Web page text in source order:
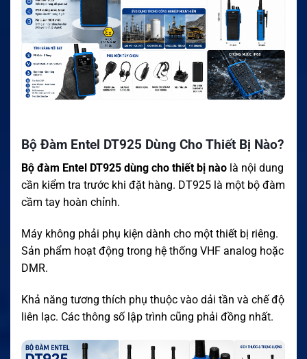
Bộ Đàm Entel DT925 Dùng Cho Thiết Bị Nào?
Bộ đàm Entel DT925 dùng cho thiết bị nào là nội dung
cần kiểm tra trước khi đặt hàng. DT925 là một bộ đàm
cầm tay hoàn chỉnh.
Máy không phải phụ kiện dành cho một thiết bị riêng.
Sản phẩm hoạt động trong hệ thống VHF analog hoặc
DMR.
Khả năng tương thích phụ thuộc vào dải tần và chế độ
liên lạc. Các thông số lập trình cũng phải đồng nhất.